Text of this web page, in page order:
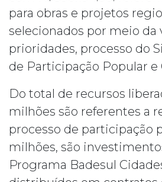
para obras e projetos
selecionados por meio da
prioridades, processo do
de Participação Popular e
Do total de recursos
milhões são referentes a
processo de participação
milhões, são
Programa Badesul